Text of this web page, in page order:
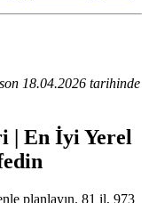
18.04.2026 tarihinde
| En İyi Yerel
planlayın. 81 il, 973